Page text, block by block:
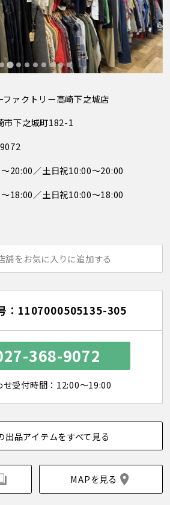
ファクトリー高崎下之城店
市下之城町182-1
20:00／土日祝10:00～20:00
18:00／土日祝10:00～18:00
舗をお気に入りに追加する
：1107000505135-305
368-9072
せ受付時間：12:00～19:00
出品アイテムをすべて見る
MAPを見る